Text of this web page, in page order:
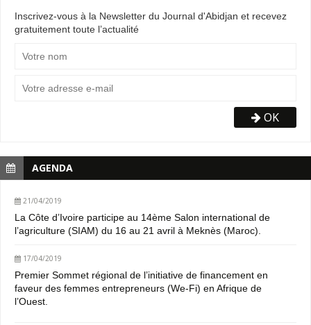
Inscrivez-vous à la Newsletter du Journal d'Abidjan et recevez
gratuitement toute l’actualité
OK
AGENDA
21/04/2019
La Côte d’Ivoire participe au 14ème Salon international de
l’agriculture (SIAM) du 16 au 21 avril à Meknès (Maroc).
17/04/2019
Premier Sommet régional de l’initiative de financement en
faveur des femmes entrepreneurs (We-Fi) en Afrique de
l’Ouest.